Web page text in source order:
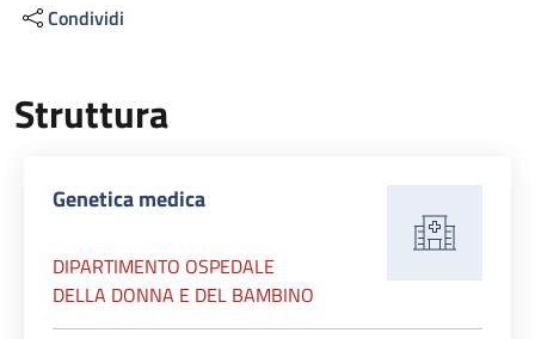
Condividi
Struttura
Genetica medica
DIPARTIMENTO OSPEDALE
DELLA DONNA E DEL BAMBINO